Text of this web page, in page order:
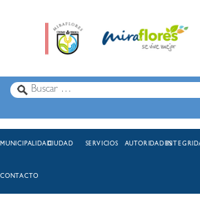
MUNICIPALIDADCIUDAD SERVICIOS AUTORIDADES
CONTACTO